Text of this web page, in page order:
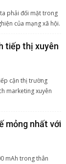
phải đối mặt trong
của mạng xã hội.
tiếp thị xuyên
cận thị trường
marketing xuyên
mỏng nhất với
mAh trong thân